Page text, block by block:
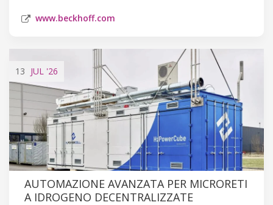
www.beckhoff.com
13 JUL '26
AUTOMAZIONE AVANZATA PER MICRORETI
A IDROGENO DECENTRALIZZATE